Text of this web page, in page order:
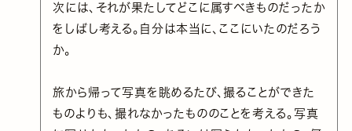
次には、それが果たしてどこに属すべきものだったか
をしばし考える。自分は本当に、ここにいたのだろう
か。
旅から帰って写真を眺めるたび、撮ることができた
ものよりも、撮れなかったもののことを考える。写真